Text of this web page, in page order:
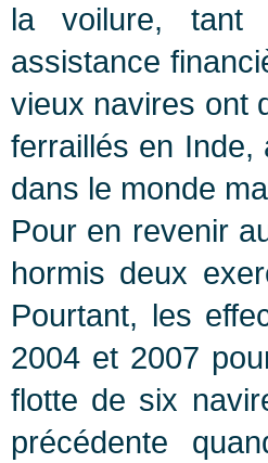
la voilure, tant
assistance
vieux navires ont
ferraillés en Inde,
dans le monde
Pour en revenir
hormis deux
Pourtant, les
2004 et 2007
flotte de six
précédente